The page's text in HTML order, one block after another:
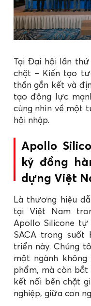
Tại Đại hội lần
chặt – Kiến tạo
thần gắn kết và
tạo động lực
cùng nhìn về một
hội nhập.
Apollo
kỷ đồng
dựng Việt
Là thương hiệu
tại Việt Nam
Apollo Silicone
SACA trong
triển này. Chúng
một ngành
phẩm, mà còn
kết nối bền chặt
nghiệp, giữa con